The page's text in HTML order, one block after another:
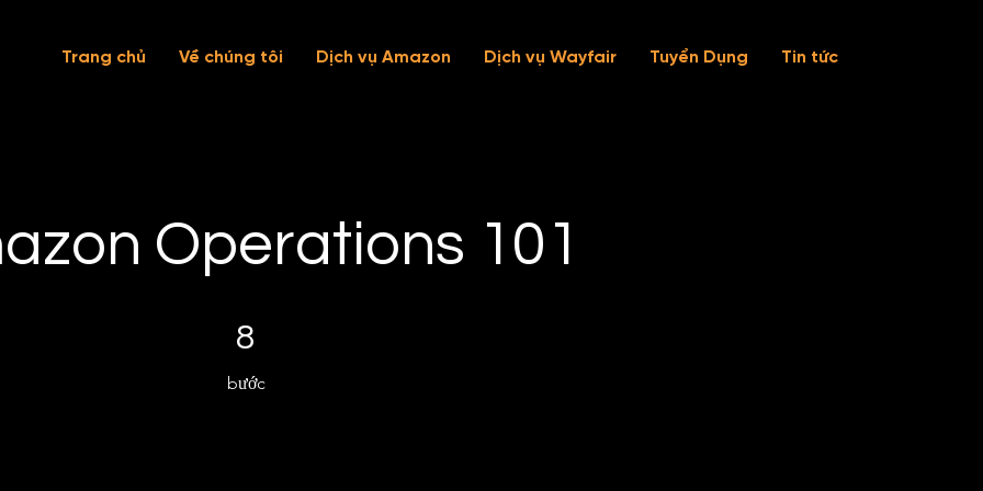
Trang chủ Về chúng tôi Dịch vụ Amazon Dịch vụ Wayfair Tuyển Dụng Tin tức
Operations 101
8
bước